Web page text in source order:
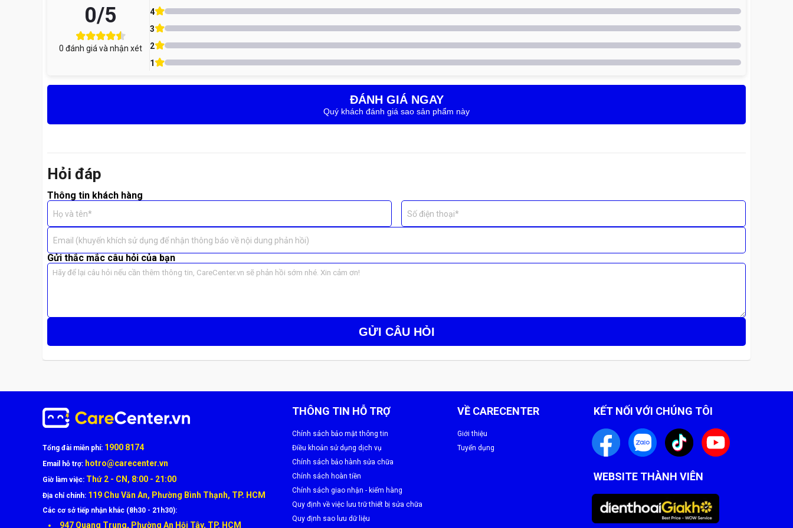
Camera trước
bị rung, lệch màu
Không thểgọi video call, lỗi ứng dụng camera
Face Unlock hoạt động
Những lỗi trên thường xuất phát từ phần cứng camera, khó khắc phục bằng phần mềm.
Nguyên Nhân Khiến Camera Trước Samsung A02 Gặp Lỗi
Một số nguyên nhân phổ biến gồm:
Linh kiện camera xuống cấp theo thời gian
Lỗi do từng thay màn hình hoặc sửa chữa không đúng kỹ thuật
Việc thay camera trước đúng chuẩn linh kiện giúp tránh lỗi phát sinh về sau.
0/5
0 đánh giá và nhận xét
4
3
2
1
ĐÁNH GIÁ NGAY
Quý khách đánh giá sao sản phẩm này
Hỏi đáp
Thông tin khách hàng
Họ và tên* Số điện thoại*
Email (khuyến khích sử dụng để nhận thông báo về nội dung phản hồi)
Gửi thắc mắc câu hỏi của bạn
GỬI CÂU HỎI
Tổng đài miễn phí: 1900 8174
Email hỗ trợ: hotro@carecenter.vn
Giờ làm việc: Thứ 2 - CN, 8:00 - 21:00
Địa chỉ chính: 119 Chu Văn An, Phường Bình Thạnh, TP. HCM
Các cơ sở tiếp nhận khác (8h30 - 21h30):
947 Quang Trung, Phường An Hội Tây, TP. HCM
THÔNG TIN HỖ TRỢ
Chính sách bảo mật thông tin
Điều khoản sử dụng dịch vụ
Chính sách bảo hành sửa chữa
Chính sách hoàn tiền
Chính sách giao nhận - kiểm hàng
Quy định về việc lưu trữ thiết bị sửa chữa
Quy định sao lưu dữ liệu
VỀ CARECENTER
Giới thiệu
Tuyển dụng
KẾT NỐI VỚI CHÚNG TÔI
WEBSITE THÀNH VIÊN